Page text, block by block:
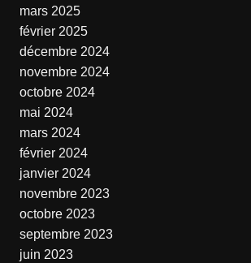
mars 2025
février 2025
décembre 2024
novembre 2024
octobre 2024
mai 2024
mars 2024
février 2024
janvier 2024
novembre 2023
octobre 2023
septembre 2023
juin 2023